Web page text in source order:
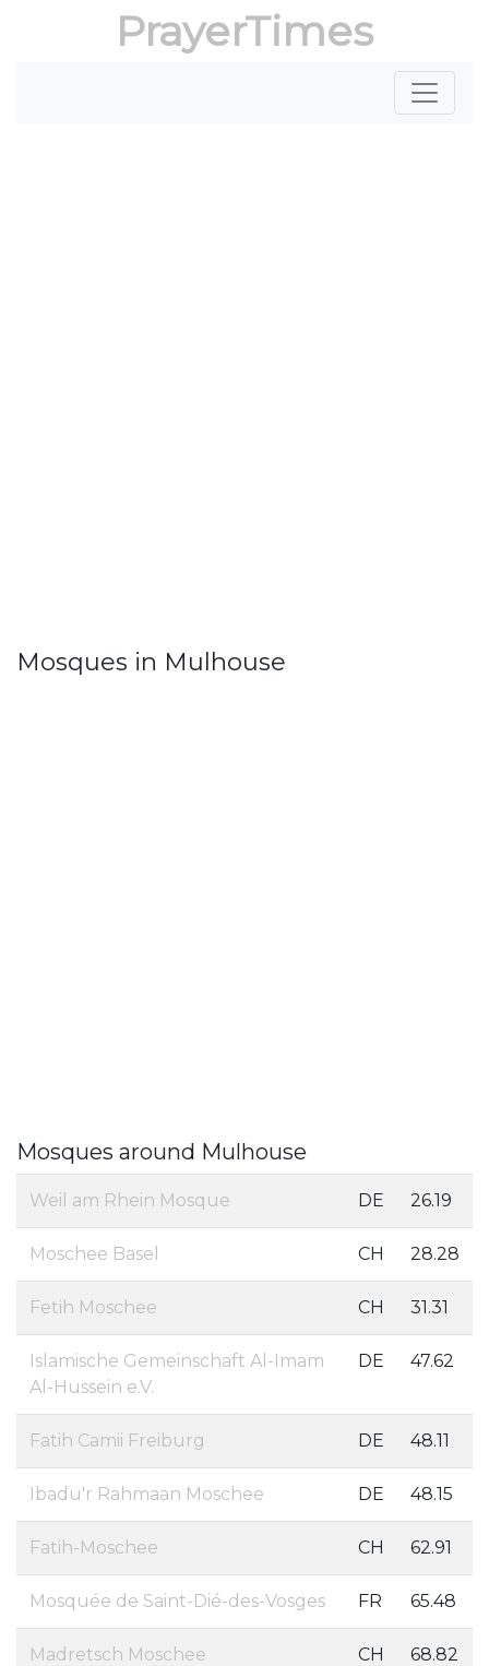
PrayerTimes
Mosques in Mulhouse
Mosques around Mulhouse
Weil am Rhein Mosque DE 26.19
Moschee Basel CH 28.28
Fetih Moschee CH 31.31
Islamische Gemeinschaft Al-Imam
Al-Hussein e.V.
DE 47.62
Fatih Camii Freiburg DE 48.11
Ibadu'r Rahmaan Moschee DE 48.15
Fatih-Moschee CH 62.91
Mosquée de Saint-Dié-des-Vosges FR 65.48
Madretsch Moschee CH 68.82